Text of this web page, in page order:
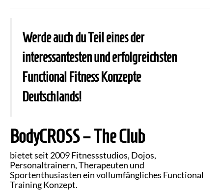
Werde auch du Teil eines der
interessantesten und erfolgreichsten
Functional Fitness Konzepte
Deutschlands!
BodyCROSS – The Club
bietet seit 2009 Fitnessstudios, Dojos,
Personaltrainern, Therapeuten und
Sportenthusiasten ein vollumfängliches Functional
Training Konzept.